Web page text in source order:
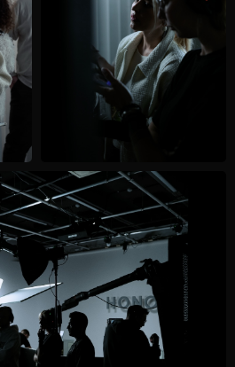
ПОЛИТИКИ
ДАННЫХ
WORLDWIDE SERVICE
РФ